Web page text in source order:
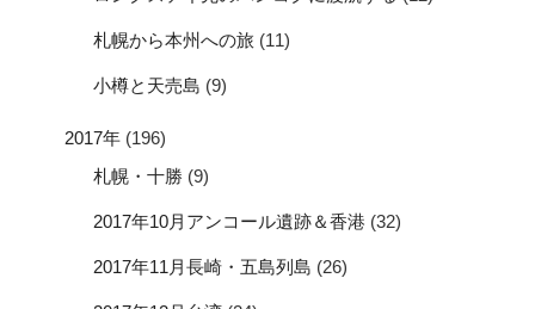
札幌から本州への旅 (11)
小樽と天売島 (9)
2017年 (196)
札幌・十勝 (9)
2017年10月アンコール遺跡＆香港 (32)
2017年11月長崎・五島列島 (26)